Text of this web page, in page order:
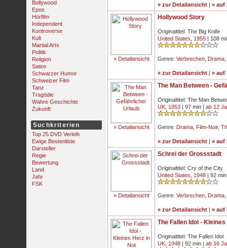
Bollywood
Epos
Hörfilm
Independent
Kontroverse
Kult
Martial Arts
Politik
Religion
Satire
Schwarzer Humor
Schweizer Film
Tanz
Tragödie
Wahre Geschichte
Zukunft
Suchkriterien
Top 25 DVD Verleih
Ewige Bestenliste
Darsteller
Regie
Bewertung
Land
Jahr
FSK
» zur Detailansicht | » auf
» Detailansicht
Hollywood Story
Originaltitel: The Big Knife
United States
1955 | 108
Genre: Verbrechen Drama
» zur Detailansicht | » auf
» Detailansicht
The Man Between -
Originaltitel: The Man
UK 1953 | 97 min | ab 12
Genre: Drama Film-Noir,
» zur Detailansicht | » auf
» Detailansicht
Schrei der Grossstadt
Originaltitel: Cry of the City
United States
1948 | 92
Genre: Verbrechen Drama
» zur Detailansicht | » auf
The Fallen Idol -
Originaltitel: The Fallen Idol
UK 1948 | 92 min | ab 16